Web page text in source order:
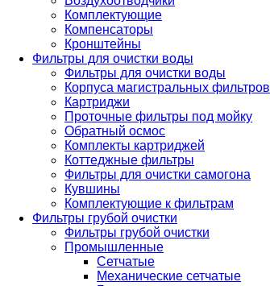
Комплектующие
Компенсаторы
Кронштейны
Фильтры для очистки воды
Фильтры для очистки воды
Корпуса магистральных фильтров
Картриджи
Проточные фильтры под мойку
Обратный осмос
Комплекты картриджей
Коттеджные фильтры
Фильтры для очистки самогона
Кувшины
Комплектующие к фильтрам
Фильтры грубой очистки
Фильтры грубой очистки
Промышленные
Сетчатые
Механические сетчатые